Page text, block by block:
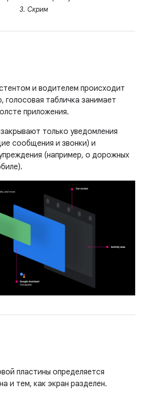
3. Скрим
и водителем происходит
голосовая табличка занимает
приложения.
только уведомления
сообщения и звонки) и
(например, о дорожных
пластины определяется
и тем, как экран разделен.